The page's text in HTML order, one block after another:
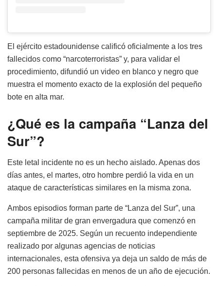
El ejército estadounidense calificó oficialmente a los tres
fallecidos como “narcoterroristas” y, para validar el
procedimiento, difundió un video en blanco y negro que
muestra el momento exacto de la explosión del pequeño
bote en alta mar.
¿Qué es la campaña “Lanza del
Sur”?
Este letal incidente no es un hecho aislado. Apenas dos
días antes, el martes, otro hombre perdió la vida en un
ataque de características similares en la misma zona.
Ambos episodios forman parte de “Lanza del Sur”, una
campaña militar de gran envergadura que comenzó en
septiembre de 2025. Según un recuento independiente
realizado por algunas agencias de noticias
internacionales, esta ofensiva ya deja un saldo de más de
200 personas fallecidas en menos de un año de ejecución.